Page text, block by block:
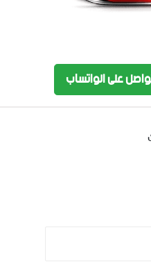
على الواتساب